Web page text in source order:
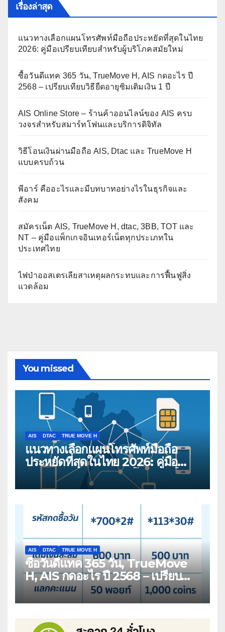
เรื่องล่าสุด
แนวทางเลือกแผนโทรศัพท์มือถือประหยัดที่สุดในไทย
2026: คู่มือเปรียบเทียบสำหรับผู้บริโภคสมัยใหม่
ซื้อวันดีแทค 365 วัน, TrueMove H, AIS กดอะไร ปี
2568 – เปรียบเทียบวิธียืดอายุซิมเติมเงิน 1 ปี
AIS Online Store – ร้านค้าออนไลน์ของ AIS ครบ
วงจรสำหรับสมาร์ทโฟนและบริการดิจิทัล
วิธีโอนเงินผ่านมือถือ AIS, Dtac และ TrueMove H
แบบครบถ้วน
พีอาร์ คืออะไรและมีบทบาทอย่างไรในธุรกิจและ
สังคม
สมัครเน็ต AIS, TrueMove H, dtac, 3BB, TOT และ
NT – คู่มือแพ็กเกจอินเทอร์เน็ตทุกประเภทใน
ประเทศไทย
ไฟป่าออสเตรเลียสาเหตุผลกระทบและการฟื้นฟูสิ่ง
แวดล้อม
You missed
AIS DTAC TRUE MOVE H
แนวทางเลือกแผนโทรศัพท์มือถือ
ประหยัดที่สุดในไทย 2026: คู่มือ
เปรียบเทียบสำหรับผู้บริโภคสมัยใหม่
AIS DTAC TRUE MOVE H
ซื้อวันดีแทค 365 วัน, TrueMove
H, AIS กดอะไร ปี 2568 – เปรียบ
เทียบวิธียืดอายุซิมเติมเงิน 1 ปี